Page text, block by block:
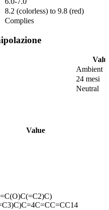
8.2 (colorless) to 9.8 (red)
Complies
Ambient
24 mesi
Neutral
Value